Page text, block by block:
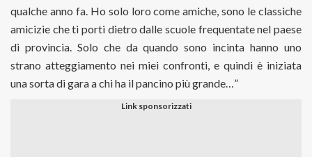
qualche anno fa. Ho solo loro come amiche, sono le classiche
amicizie che ti porti dietro dalle scuole frequentate nel paese
di provincia. Solo che da quando sono incinta hanno uno
strano atteggiamento nei miei confronti, e quindi è iniziata
una sorta di gara a chi ha il pancino più grande…”